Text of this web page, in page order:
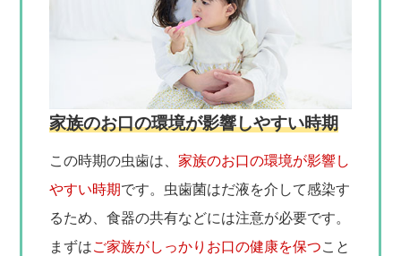
家族のお口の環境が影響しやすい時期
この時期の虫歯は、家族のお口の環境が影響し
やすい時期です。虫歯菌はだ液を介して感染す
るため、食器の共有などには注意が必要です。
まずはご家族がしっかりお口の健康を保つこと